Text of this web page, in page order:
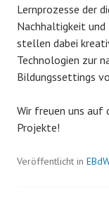
Lernprozesse der
Nachhaltigkeit
stellen dabei
Technologien zur
Bildungssettings
Wir freuen uns auf
Projekte!
Veröffentlicht in